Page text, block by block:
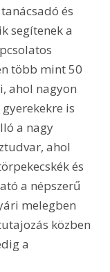
és
segítenek a
több mint 50
ahol nagyon
is
a nagy
ahol
és
a népszerű
melegben
közben
a